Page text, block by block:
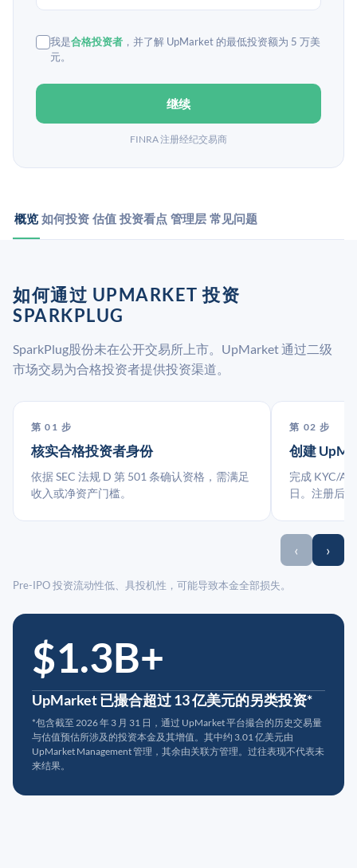
我是合格投资者 ，并了解 UpMarket 的最低投资额为 5 万美
元。
继续
FINRA 注册经纪交易商
概览 如何投资 估值 投资看点 管理层 常见问题
如何通过 UPMARKET 投资
SPARKPLUG
SparkPlug股份未在公开交易所上市。UpMarket 通过二级
市场交易为合格投资者提供投资渠道。
第 01 步
核实合格投资者身份
依据 SEC 法规 D 第 501 条确认资格，需满足
收入或净资产门槛。
第 02 步
创建
完成 KYC/
日。注册后
‹ ›
Pre-IPO 投资流动性低、具投机性，可能导致本金全部损失。
$1.3B+
UpMarket 已撮合超过 13 亿美元的另类投资*
*包含截至 2026 年 3 月 31 日，通过 UpMarket 平台撮合的历史交易量
与估值预估所涉及的投资本金及其增值。其中约 3.01 亿美元由
UpMarket Management 管理，其余由关联方管理。过往表现不代表未
来结果。